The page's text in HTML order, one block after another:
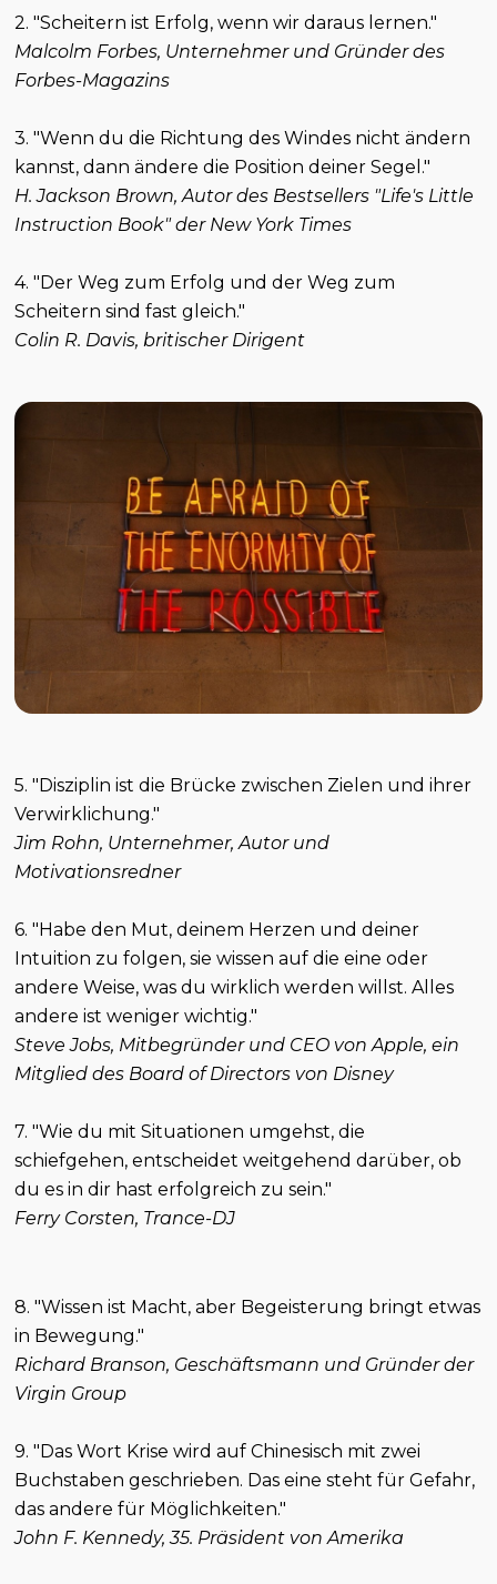
2. "Scheitern ist Erfolg, wenn wir daraus lernen."
Malcolm Forbes, Unternehmer und Gründer des
Forbes-Magazins
3. "Wenn du die Richtung des Windes nicht ändern
kannst, dann ändere die Position deiner Segel."
H. Jackson Brown, Autor des Bestsellers "Life's Little
Instruction Book" der New York Times
4. "Der Weg zum Erfolg und der Weg zum
Scheitern sind fast gleich."
Colin R. Davis, britischer Dirigent
5. "Disziplin ist die Brücke zwischen Zielen und ihrer
Verwirklichung."
Jim Rohn, Unternehmer, Autor und
Motivationsredner
6. "Habe den Mut, deinem Herzen und deiner
Intuition zu folgen, sie wissen auf die eine oder
andere Weise, was du wirklich werden willst. Alles
andere ist weniger wichtig."
Steve Jobs, Mitbegründer und CEO von Apple, ein
Mitglied des Board of Directors von Disney
7. "Wie du mit Situationen umgehst, die
schiefgehen, entscheidet weitgehend darüber, ob
du es in dir hast erfolgreich zu sein."
Ferry Corsten, Trance-DJ
8. "Wissen ist Macht, aber Begeisterung bringt etwas
in Bewegung."
Richard Branson, Geschäftsmann und Gründer der
Virgin Group
9. "Das Wort Krise wird auf Chinesisch mit zwei
Buchstaben geschrieben. Das eine steht für Gefahr,
das andere für Möglichkeiten."
John F. Kennedy, 35. Präsident von Amerika